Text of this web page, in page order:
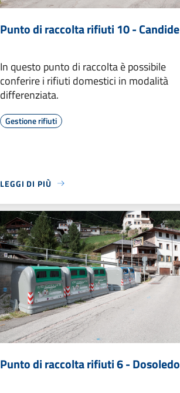
Punto di raccolta rifiuti 10 - Candide
In questo punto di raccolta è possibile
conferire i rifiuti domestici in modalità
differenziata.
Gestione rifiuti
LEGGI DI PIÙ
Punto di raccolta rifiuti 6 - Dosoledo